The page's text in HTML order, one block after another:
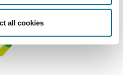
all cookies